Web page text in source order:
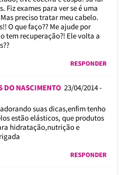
Fiz exames para ver se é uma
preciso tratar meu cabelo.
O que faço?? Me ajude por
tem recuperação?! Ele volta a
RESPONDER
DO NASCIMENTO 23/04/2014 -
suas dicas,enfim tenho
estão elásticos, que produtos
hidratação,nutrição e
RESPONDER